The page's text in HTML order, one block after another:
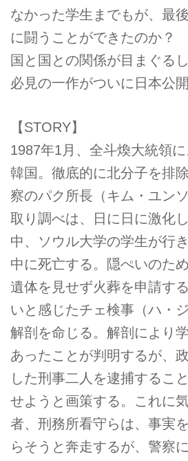
なかった学生までもが、最
に闘うことができたのか？
国と国との関係が目まぐる
必見の一作がついに日本公開
【STORY】
1987年1月、全斗煥大統領
韓国。徹底的に北分子を排
察のパク所長（キム・ユン
取り調べは、日に日に激化
中、ソウル大学の学生が行
中に死亡する。隠ぺいのた
遺体を見せず火葬を申請す
いと感じたチェ検事（ハ・
解剖を命じる。解剖により
あったことが判明するが、
した刑事二人を逮捕するこ
せようと画策する。これに
者、刑務所看守らは、事実
らそうと奔走するが、警察